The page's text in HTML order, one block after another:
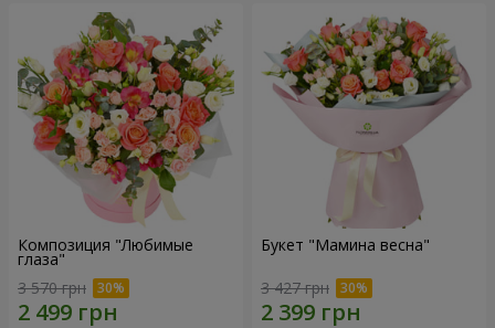
Композиция "Любимые
глаза"
3 570 грн
Букет "Мамина весна"
3 427 грн